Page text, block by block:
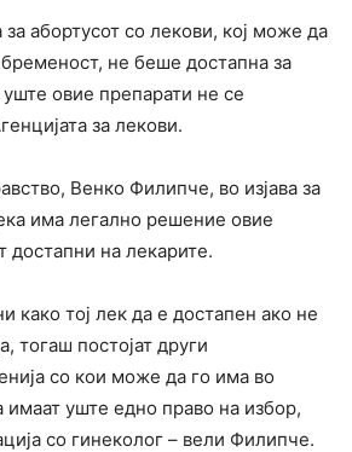
за абортусот со лекови, кој може да
не беше достапна за
овие препарати не се
за лекови.
Венко Филипче, во изјава за
има легално решение овие
достапни на лекарите.
како тој лек да е достапен ако не
тогаш постојат други
со кои може да го има во
имаат уште едно право на избор,
со гинеколог – вели Филипче.